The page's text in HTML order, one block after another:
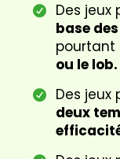
Des jeux
base
pourtant
ou le lob.
Des jeux
deux